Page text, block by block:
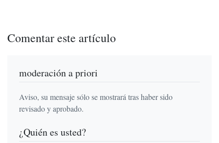
Comentar este artículo
moderación a priori
Aviso, su mensaje sólo se mostrará tras haber sido
revisado y aprobado.
¿Quién es usted?